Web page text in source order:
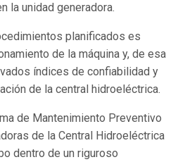
la unidad generadora.
planificados es
de la máquina y, de esa
índices de confiabilidad y
de la central hidroeléctrica.
de Mantenimiento Preventivo
de la Central Hidroeléctrica
dentro de un riguroso